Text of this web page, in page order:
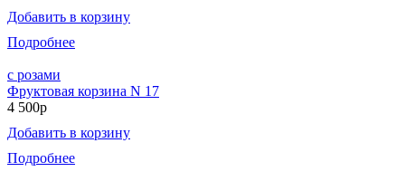
Добавить в корзину
Подробнее
с розами
Фруктовая корзина N 17
4 500р
Добавить в корзину
Подробнее